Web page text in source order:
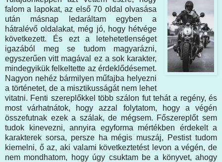
falom a lapokat, az első 70 oldal olvasása
után másnap ledaráltam egyben a
hátralévő oldalakat, még jó, hogy hétvége
következett. És ezt a letehetetlenséget
igazából meg se tudom magyarázni,
egyszerűen vitt magával ez a sok karakter,
mindegyikük felkeltette az érdeklődésemet.
Nagyon nehéz bármilyen műfajba helyezni
a történetet, de a misztikusságát nem lehet
vitatni. Fenti szereplőkkel több szálon fut tehát a regény, és
most várhatnátok, hogy azzal folytatom, hogy a végén
összefutnak ezek a szálak, de mégsem. Főszereplőt sem
tudok kinevezni, annyira egyforma mértékben érdekelt a
karakterek sorsa, persze ha mégis muszáj, Pestist tudom
kiemelni, ő az, aki valami következtetést levon a végén, de
nem mondhatom, hogy úgy csuktam be a könyvet, ahogy